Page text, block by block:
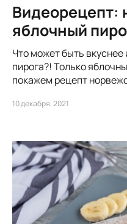
Видеорецепт:
яблочный
Что может быть
пирога?! Только
покажем рецепт
10 декабря, 2021